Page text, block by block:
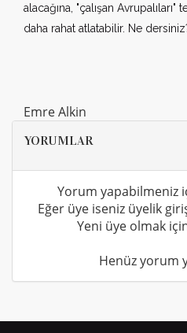
alacağına, "çalışan
daha rahat atlatabilir. Ne
Emre Alkin
YORUMLAR
Yorum yapabilmeniz
Eğer üye iseniz üyelik
Yeni üye olmak
Henüz yorum